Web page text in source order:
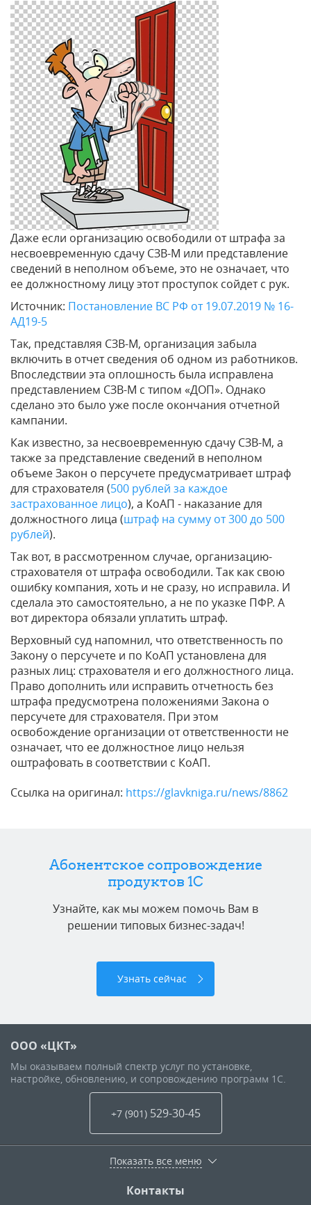
Даже если организацию освободили от штрафа за
несвоевременную сдачу СЗВ-М или представление
сведений в неполном объеме, это не означает, что
ее должностному лицу этот проступок сойдет с рук.
Источник: Постановление ВС РФ от 19.07.2019 № 16-
АД19-5
Так, представляя СЗВ-М, организация забыла
включить в отчет сведения об одном из работников.
Впоследствии эта оплошность была исправлена
представлением СЗВ-М с типом «ДОП». Однако
сделано это было уже после окончания отчетной
кампании.
Как известно, за несвоевременную сдачу СЗВ-М, а
также за представление сведений в неполном
объеме Закон о персучете предусматривает штраф
для страхователя (500 рублей за каждое
застрахованное лицо), а КоАП - наказание для
должностного лица (штраф на сумму от 300 до 500
рублей).
Так вот, в рассмотренном случае, организацию-
страхователя от штрафа освободили. Так как свою
ошибку компания, хоть и не сразу, но исправила. И
сделала это самостоятельно, а не по указке ПФР. А
вот директора обязали уплатить штраф.
Верховный суд напомнил, что ответственность по
Закону о персучете и по КоАП установлена для
разных лиц: страхователя и его должностного лица.
Право дополнить или исправить отчетность без
штрафа предусмотрена положениями Закона о
персучете для страхователя. При этом
освобождение организации от ответственности не
означает, что ее должностное лицо нельзя
оштрафовать в соответствии с КоАП.
Ссылка на оригинал: https://glavkniga.ru/news/8862
Абонентское сопровождение
продуктов 1C
Узнайте, как мы можем помочь Вам в
решении типовых бизнес-задач!
Узнать сейчас
ООО «ЦКТ»
Мы оказываем полный спектр услуг по установке,
настройке, обновлению, и сопровождению программ 1С.
+7 (901) 529-30-45
Показать все меню
Контакты